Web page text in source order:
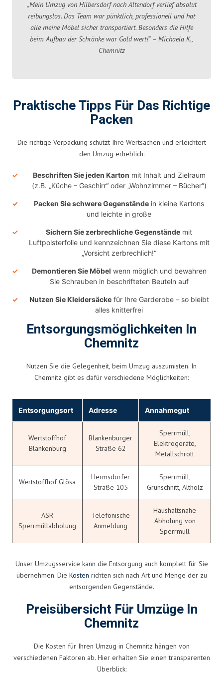
„Mein Umzug von Hilbersdorf nach Altendorf verlief absolut
reibungslos. Das Team war pünktlich, professionell und hat
alle meine Möbel sicher transportiert. Besonders die Hilfe
beim Aufbau der Schränke war Gold wert!“ – Michaela K.,
Chemnitz
Praktische Tipps Für Das Richtige
Packen
Die richtige Verpackung schützt Ihre Wertsachen und erleichtert
den Umzug erheblich:
Beschriften Sie jeden Karton mit Inhalt und Zielraum
(z.B. „Küche – Geschirr“ oder „Wohnzimmer – Bücher“)
Packen Sie schwere Gegenstände in kleine Kartons
und leichte in große
Sichern Sie zerbrechliche Gegenstände mit
Luftpolsterfolie und kennzeichnen Sie diese Kartons mit
„Vorsicht zerbrechlich!“
Demontieren Sie Möbel wenn möglich und bewahren
Sie Schrauben in beschrifteten Beuteln auf
Nutzen Sie Kleidersäckefür Ihre Garderobe – so bleibt
alles knitterfrei
Entsorgungsmöglichkeiten In
Chemnitz
Nutzen Sie die Gelegenheit, beim Umzug auszumisten. In
Chemnitz gibt es dafür verschiedene Möglichkeiten:
Entsorgungsort Adresse Annahmegut
Wertstoffhof
Blankenburg
Blankenburger
Straße 62
Sperrmüll,
Elektrogeräte,
Metallschrott
Wertstoffhof Glösa
Hermsdorfer
Straße 105
Sperrmüll,
Grünschnitt, Altholz
ASR
Sperrmüllabholung
Telefonische
Anmeldung
Haushaltsnahe
Abholung von
Sperrmüll
Unser Umzugsservice kann die Entsorgung auch komplett für Sie
übernehmen. Die Kosten richten sich nach Art und Menge der zu
entsorgenden Gegenstände.
Preisübersicht Für Umzüge In
Chemnitz
Die Kosten für Ihren Umzug in Chemnitz hängen von
verschiedenen Faktoren ab. Hier erhalten Sie einen transparenten
Überblick: